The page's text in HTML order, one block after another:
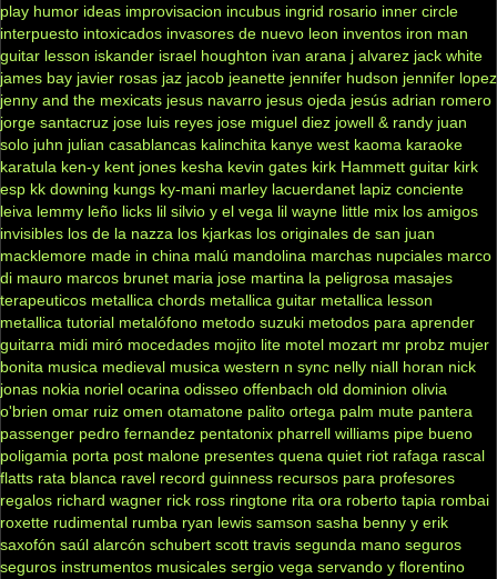
play humor ideas improvisacion incubus ingrid rosario inner circle
interpuesto intoxicados invasores de nuevo leon inventos iron man
guitar lesson iskander israel houghton ivan arana j alvarez jack white
james bay javier rosas jaz jacob jeanette jennifer hudson jennifer lopez
jenny and the mexicats jesus navarro jesus ojeda jesús adrian romero
jorge santacruz jose luis reyes jose miguel diez jowell & randy juan
solo juhn julian casablancas kalinchita kanye west kaoma karaoke
karatula ken-y kent jones kesha kevin gates kirk Hammett guitar kirk
esp kk downing kungs ky-mani marley lacuerdanet lapiz conciente
leiva lemmy leño licks lil silvio y el vega lil wayne little mix los amigos
invisibles los de la nazza los kjarkas los originales de san juan
macklemore made in china malú mandolina marchas nupciales marco
di mauro marcos brunet maria jose martina la peligrosa masajes
terapeuticos metallica chords metallica guitar metallica lesson
metallica tutorial metalófono metodo suzuki metodos para aprender
guitarra midi miró mocedades mojito lite motel mozart mr probz mujer
bonita musica medieval musica western n sync nelly niall horan nick
jonas nokia noriel ocarina odisseo offenbach old dominion olivia
o'brien omar ruiz omen otamatone palito ortega palm mute pantera
passenger pedro fernandez pentatonix pharrell williams pipe bueno
poligamia porta post malone presentes quena quiet riot rafaga rascal
flatts rata blanca ravel record guinness recursos para profesores
regalos richard wagner rick ross ringtone rita ora roberto tapia rombai
roxette rudimental rumba ryan lewis samson sasha benny y erik
saxofón saúl alarcón schubert scott travis segunda mano seguros
seguros instrumentos musicales sergio vega servando y florentino